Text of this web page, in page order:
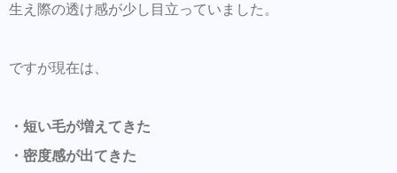
生え際の透け感が少し目立っていました。
ですが現在は、
・短い毛が増えてきた
・密度感が出てきた